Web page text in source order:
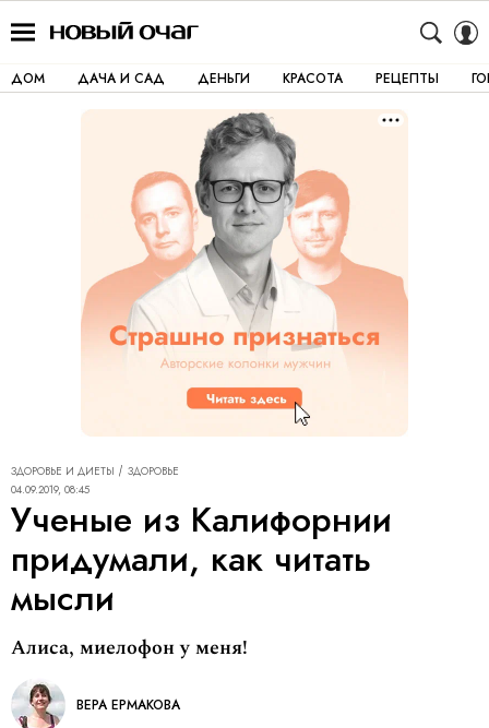
ДОМ ДАЧА И САД ДЕНЬГИ КРАСОТА РЕЦЕПТЫ
ЗДОРОВЬЕ И ДИЕТЫ
ЗДОРОВЬЕ
04.09.2019, 08:45
Ученые из Калифорнии
придумали, как читать
мысли
Алиса, миелофон у меня!
ВЕРА ЕРМАКОВА